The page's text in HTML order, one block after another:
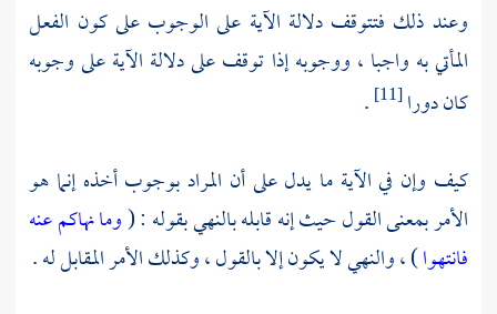
وعند ذلك فتتوقف دلالة الآية على الوجوب على كون الفعل
المأتي به واجبا ، ووجوبه إذا توقف على دلالة الآية على وجوبه
كان دورا[11]
.
كيف وإن في الآية ما يدل على أن المراد بوجوب أخذه إنما هو
الأمر بمعنى القول حيث إنه قابله بالنهي بقوله : (وما نهاكم عنه
فانتهوا) ، والنهي لا يكون إلا بالقول ، وكذلك الأمر المقابل له .